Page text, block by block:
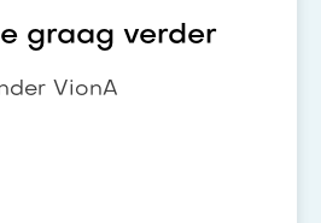
graag verder
VionA